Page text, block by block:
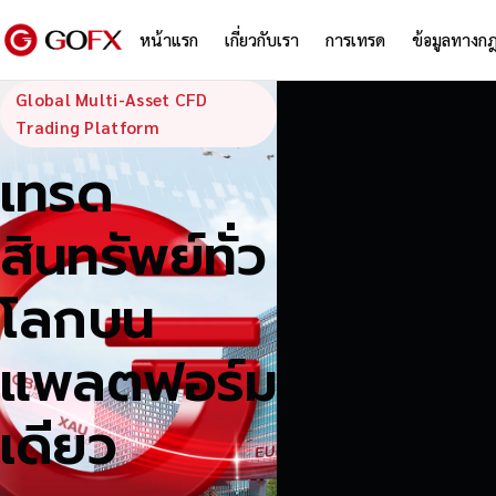
หน้าแรก เกี่ยวกับเรา การเทรด ข้อมูลทางก
GoFX —
Global Multi-Asset CFD
Trading Platform
เทรด
สินทรัพย์ทั่ว
โลกบน
แพลตฟอร์ม
เดียว